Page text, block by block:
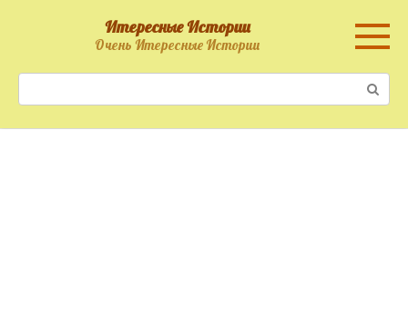
Итересные Истории
Очень Итересные Истории